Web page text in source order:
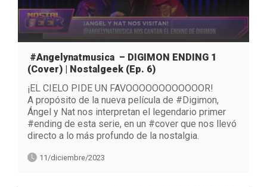
#Angelynatmusica – DIGIMON ENDING 1
(Cover) | Nostalgeek (Ep. 6)
¡EL CIELO PIDE UN FAVOOOOOOOOOOOOR!
A propósito de la nueva película de #Digimon,
Ángel y Nat nos interpretan el legendario primer
#ending de esta serie, en un #cover que nos llevó
directo a lo más profundo de la nostalgia.
11/diciembre/2023